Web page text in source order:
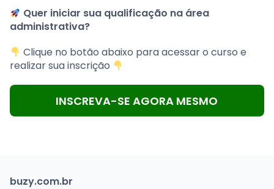
Quer iniciar sua qualificação na área
administrativa?
Clique no botão abaixo para acessar o curso e
realizar sua inscrição
INSCREVA-SE AGORA MESMO
buzy.com.br